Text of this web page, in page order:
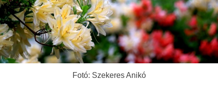
Fotó: Szekeres Anikó